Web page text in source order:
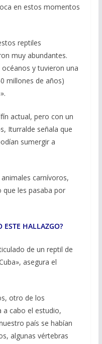
en estos momentos
reptiles
muy abundantes.
y tuvieron una
millones de años)
actual, pero con un
Iturralde señala que
sumergir a
carnívoros,
les pasaba por
ESTE HALLAZGO?
de un reptil de
asegura el
otro de los
a cabo el estudio,
país se habían
algunas vértebras